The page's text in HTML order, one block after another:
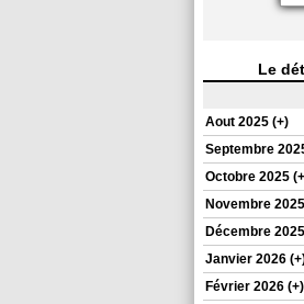
Le
Aout 2025 (+)
Septembre
Octobre 2025
Novembre
Décembre
Janvier 2026
Février 2026 (+)